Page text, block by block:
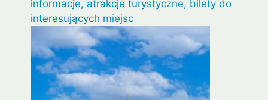
informacje, atrakcje turystyczne, bilety do
interesujących miejsc